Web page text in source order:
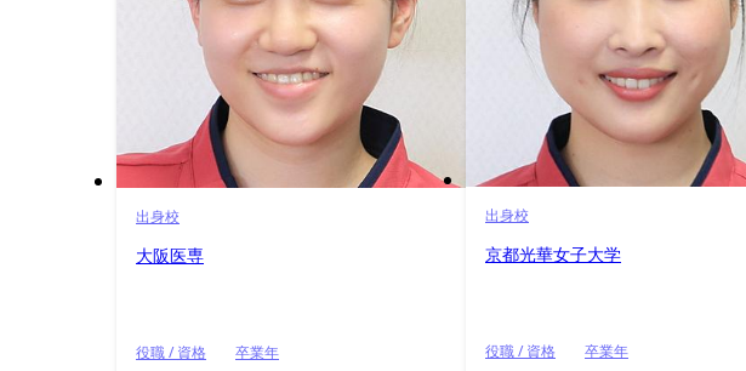
出身校
大阪医専
役職 / 資格 卒業年
出身校
京都光華女子大学
役職 / 資格 卒業年